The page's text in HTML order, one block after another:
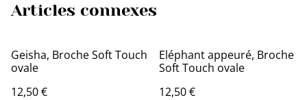
Articles connexes
Geisha, Broche Soft Touch
ovale
12,50 €
Eléphant appeuré, Broche
Soft Touch ovale
12,50 €